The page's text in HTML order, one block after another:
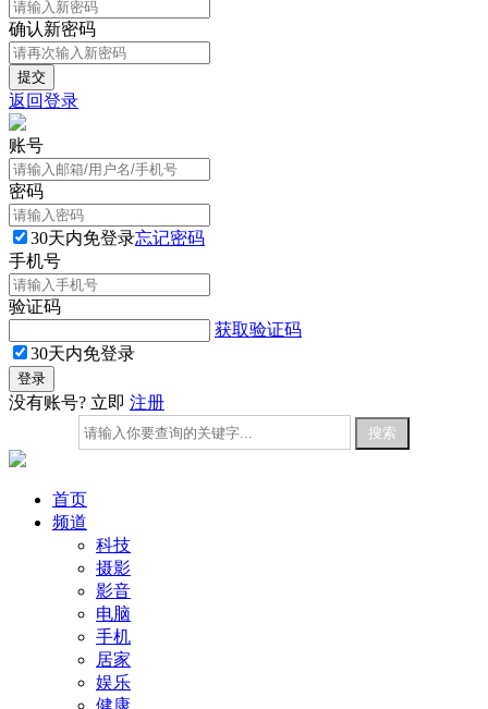
确认新密码
返回登录
账号
密码
30天内免登录忘记密码
手机号
验证码
获取验证码
30天内免登录
没有账号? 立即 注册
首页
频道
科技
摄影
影音
电脑
手机
居家
娱乐